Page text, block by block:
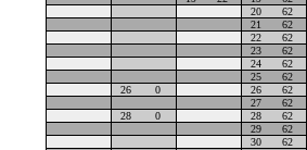
20
62
21
62
22
62
23
62
24
62
25
62
26
0 26 62
27
62
28
0 28 62
29
62
30
62